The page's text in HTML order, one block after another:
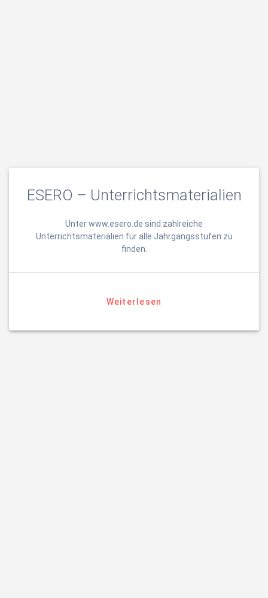
ESERO – Unterrichtsmaterialien
Unter www.esero.de sind zahlreiche
Unterrichtsmaterialien für alle Jahrgangsstufen zu
finden.
Weiterlesen